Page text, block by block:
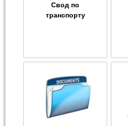
Свод по
транспорту